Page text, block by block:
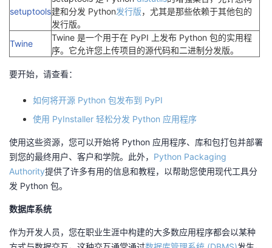
setuptools建和分发 Python发行版，尤其是那些依赖于其他包的
发行版。
Twine
Twine 是一个用于在 PyPI 上发布 Python 包的实用程
序。它允许您上传项目的源代码和二进制分发版。
要开始，请查看：
如何将开源 Python 包发布到 PyPI
使用 PyInstaller 轻松分发 Python 应用程序
使用这些资源，您可以开始将 Python 应用程序、库和包打包并部署
到您的最终用户、客户和学院。此外， Python Packaging
Authority提供了许多有用的信息和教程，以帮助您使用现代工具分
发 Python 包。
数据库系统
作为开发人员，您在职业生涯中构建的大多数应用程序都会以某种